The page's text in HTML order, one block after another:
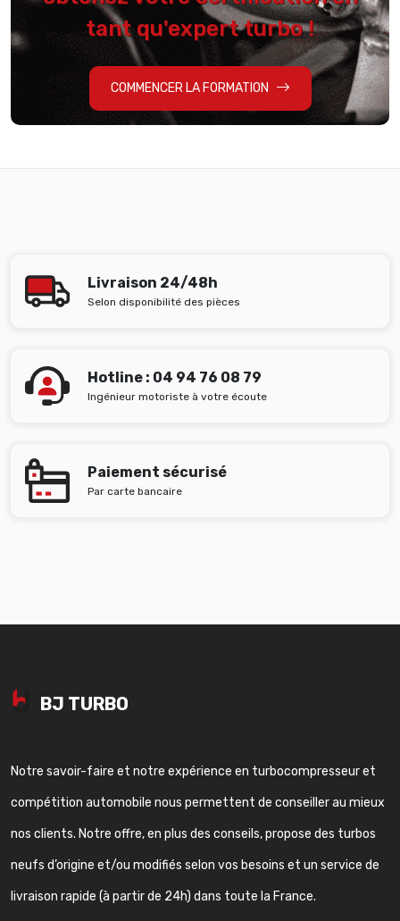
tant qu'expert turbo !
COMMENCER LA FORMATION
Livraison 24/48h
Selon disponibilité des pièces
Hotline : 04 94 76 08 79
Ingénieur motoriste à votre écoute
Paiement sécurisé
Par carte bancaire
BJ TURBO
Notre savoir-faire et notre expérience en turbocompresseur et
compétition automobile nous permettent de conseiller au mieux
nos clients. Notre offre, en plus des conseils, propose des turbos
neufs d’origine et/ou modifiés selon vos besoins et un service de
livraison rapide (à partir de 24h) dans toute la France.